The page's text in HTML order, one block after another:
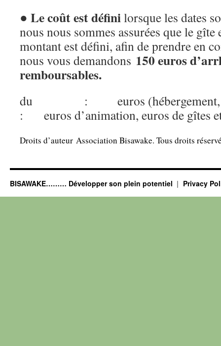
● Le coût est définilorsque les dates
nous nous sommes assurées que le
montant est défini, afin de prendre en
nous vous demandons 150 euros
remboursables.
du : euros (hébergement,
: euros d’animation, euros de gîtes
Droits d’auteur Association Bisawake. Tous droits
BISAWAKE……… Développer son plein potentiel Privacy